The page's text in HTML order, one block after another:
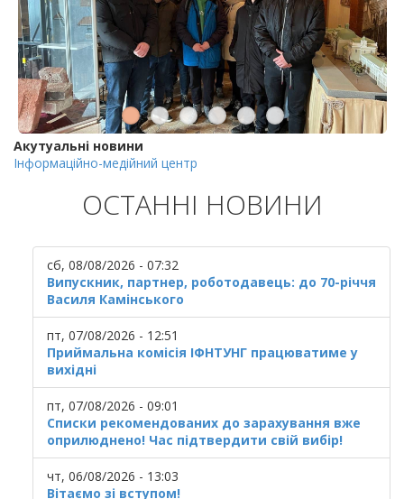
Акутуальні новини
Інформаційно-медійний центр
ОСТАННІ НОВИНИ
сб, 08/08/2026 - 07:32
Випускник, партнер, роботодавець: до 70-річчя
Василя Камінського
пт, 07/08/2026 - 12:51
Приймальна комісія ІФНТУНГ працюватиме у
вихідні
пт, 07/08/2026 - 09:01
Списки рекомендованих до зарахування вже
оприлюднено! Час підтвердити свій вибір!
чт, 06/08/2026 - 13:03
Вітаємо зі вступом!